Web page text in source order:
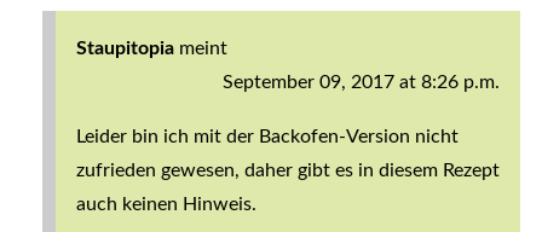
Staupitopia meint
September 09, 2017 at 8:26 p.m.
Leider bin ich mit der Backofen-Version nicht
zufrieden gewesen, daher gibt es in diesem Rezept
auch keinen Hinweis.